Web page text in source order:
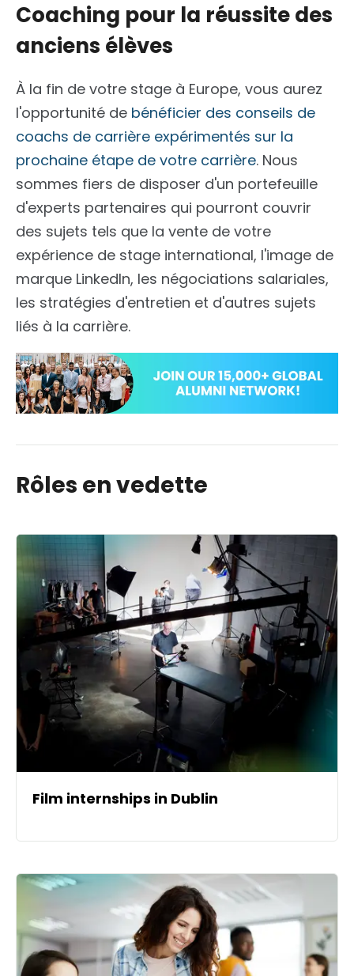
Coaching pour la réussite des
anciens élèves
À la fin de votre stage à Europe, vous aurez
l'opportunité de bénéficier des conseils de
coachs de carrière expérimentés sur la
prochaine étape de votre carrière. Nous
sommes fiers de disposer d'un portefeuille
d'experts partenaires qui pourront couvrir
des sujets tels que la vente de votre
expérience de stage international, l'image de
marque LinkedIn, les négociations salariales,
les stratégies d'entretien et d'autres sujets
liés à la carrière.
Rôles en vedette
Film internships in Dublin